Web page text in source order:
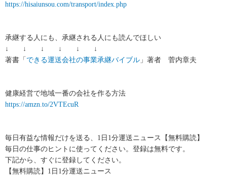
https://hisaiunsou.com/transport/index.php
承継する人にも、承継される人にも読んでほしい
↓ ↓ ↓ ↓ ↓ ↓
著書「 できる運送会社の事業承継バイブル 」著者 菅内章夫
健康経営で地域一番の会社を作る方法
https://amzn.to/2VTEcuR
毎日有益な情報だけを送る、1日1分運送ニュース【無料購読】
毎日の仕事のヒントに使ってください。登録は無料です。
下記から、すぐに登録してください。
【無料購読】1日1分運送ニュース